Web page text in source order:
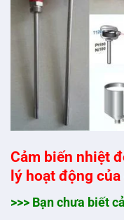
Cảm biến nhiệt
lý hoạt động
>>> Bạn chưa biết